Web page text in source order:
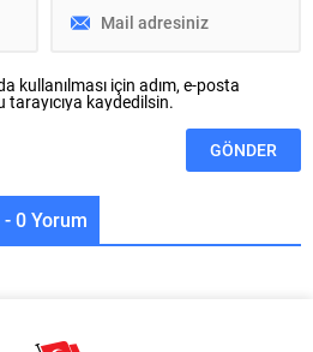
Mollafenari, Alaattin, Alipaşa,
Maksem, Tahtakale, Dikkaldırım,...
kullanılması için adım, e-posta
kaydedilsin.
0 Yorum